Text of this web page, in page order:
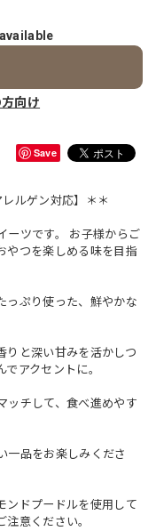
向け
Save
ルゲン対応】＊＊
ーツです。 お子様からご
やつを楽しめる味を目指
っぷり使った、鮮やかな
りと深い甘みを活かしつ
アクセントに。
ッチして、食べ進めやす
一品をお楽しみくださ
ンドプードルを使用して
意ください。